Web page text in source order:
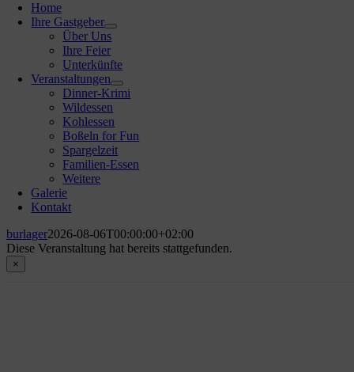
Home
Ihre Gastgeber
Über Uns
Ihre Feier
Unterkünfte
Veranstaltungen
Dinner-Krimi
Wildessen
Kohlessen
Boßeln for Fun
Spargelzeit
Familien-Essen
Weitere
Galerie
Kontakt
burlager2026-08-06T00:00:00+02:00
Diese Veranstaltung hat bereits stattgefunden.
×